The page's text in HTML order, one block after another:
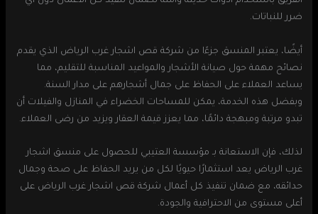
ضرر للنباتات.
أيضًا، يعتبر المنسق جزءًا من شركة قص اشجار غرب الرياض الذي يقدم
نصائح مهمة حول صيانة الأشجار والمواعيد المناسبة للتقليم، مما
يساعد العملاء على الحفاظ على جمال أشجارهم على مدار السنة.
وبفضل هذه الخدمة، يمكن للمساحات الخضراء في المنازل والفيلات أن
تبدو مرتبة ومبهجة دائمًا، مما يعزز قيمة العقار ويزيد من رضى العملاء.
لذلك، فإن الاستعانة بـ مؤسسة العتيبي للحصول على منسق اشجار
غرب الرياض يعد استثمارًا حيويًا لكل من يريد الحفاظ على صحة وجمال
حدائقه، مع ضمان تنفيذ كل أعمال شركة قص اشجار غرب الرياض على
أعلى مستوى من الاحترافية والجودة.